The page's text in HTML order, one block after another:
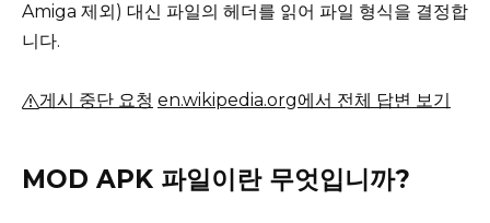
Amiga 제외) 대신 파일의 헤더를 읽어 파일 형식을 결정합
니다.
게시 중단 요청 en.wikipedia.org에서 전체 답변 보기
MOD APK 파일이란 무엇입니까?